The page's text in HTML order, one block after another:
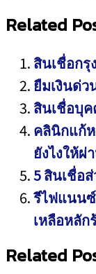
Related
สินเชื่อกรุ
ยืมเงินด่ว
สินเชื่อบุ
คลินิกแก้
ยังไงให้ผ่
5 สินเชื่อ
รีไฟแนน
เหลือหลัก
Related